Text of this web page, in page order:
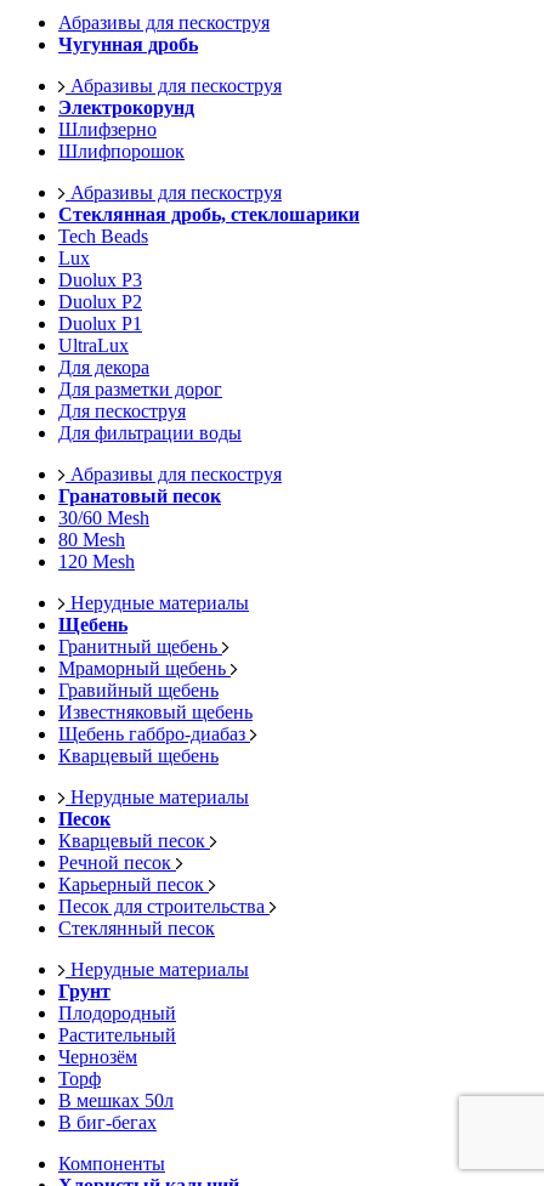
Абразивы для пескоструя
Чугунная дробь
Абразивы для пескоструя
Электрокорунд
Шлифзерно
Шлифпорошок
Абразивы для пескоструя
Стеклянная дробь, стеклошарики
Tech Beads
Lux
Duolux P3
Duolux P2
Duolux P1
UltraLux
Для декора
Для разметки дорог
Для пескоструя
Для фильтрации воды
Абразивы для пескоструя
Гранатовый песок
30/60 Mesh
80 Mesh
120 Mesh
Нерудные материалы
Щебень
Гранитный щебень
Мраморный щебень
Гравийный щебень
Известняковый щебень
Щебень габбро-диабаз
Кварцевый щебень
Нерудные материалы
Песок
Кварцевый песок
Речной песок
Карьерный песок
Песок для строительства
Стеклянный песок
Нерудные материалы
Грунт
Плодородный
Растительный
Чернозём
Торф
В мешках 50л
В биг-бегах
Компоненты